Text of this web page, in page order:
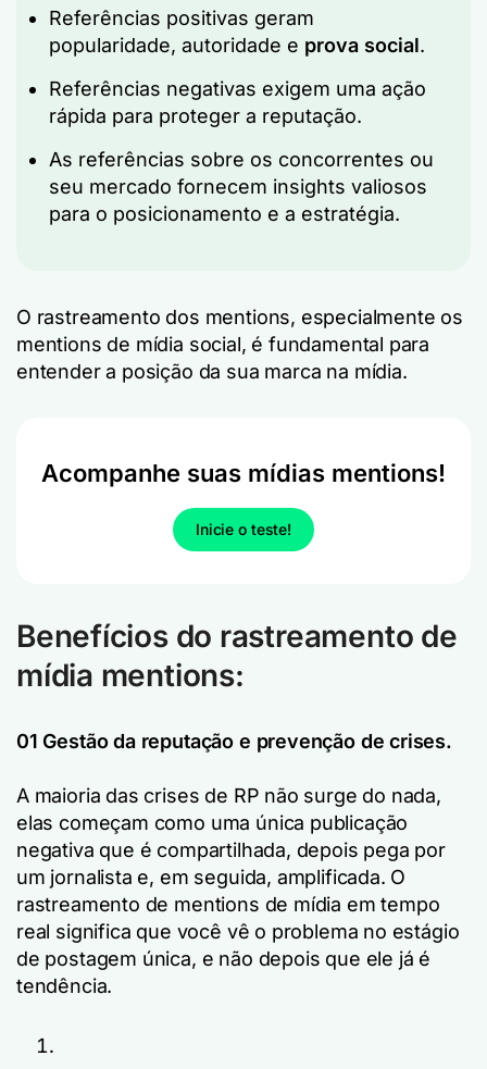
Referências positivas geram
popularidade, autoridade e prova social.
Referências negativas exigem uma ação
rápida para proteger a reputação.
As referências sobre os concorrentes ou
seu mercado fornecem insights valiosos
para o posicionamento e a estratégia.
O rastreamento dos mentions, especialmente os
mentions de mídia social, é fundamental para
entender a posição da sua marca na mídia.
Acompanhe suas mídias mentions!
Inicie o teste!
Benefícios do rastreamento de
mídia mentions:
01 Gestão da reputação e prevenção de crises.
A maioria das crises de RP não surge do nada,
elas começam como uma única publicação
negativa que é compartilhada, depois pega por
um jornalista e, em seguida, amplificada. O
rastreamento de mentions de mídia em tempo
real significa que você vê o problema no estágio
de postagem única, e não depois que ele já é
tendência.